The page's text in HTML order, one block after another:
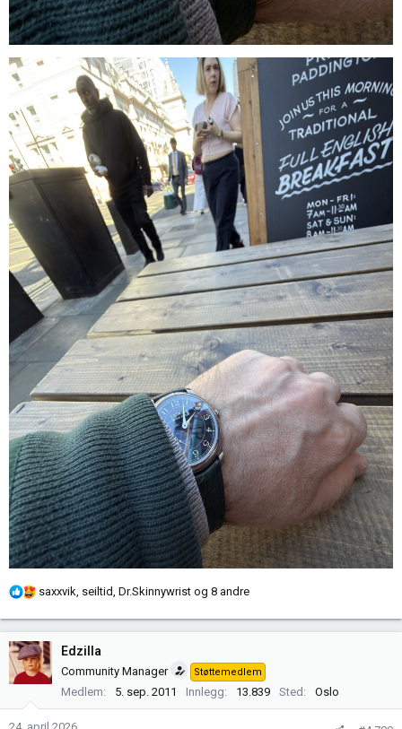
R
k
s
saxxvik, seiltid, Dr.Skinnywrist og 8 andre
Edzilla
Community Manager Støttemedlem
Medlem 5. sep. 2011 Innlegg 13.839 Sted Oslo